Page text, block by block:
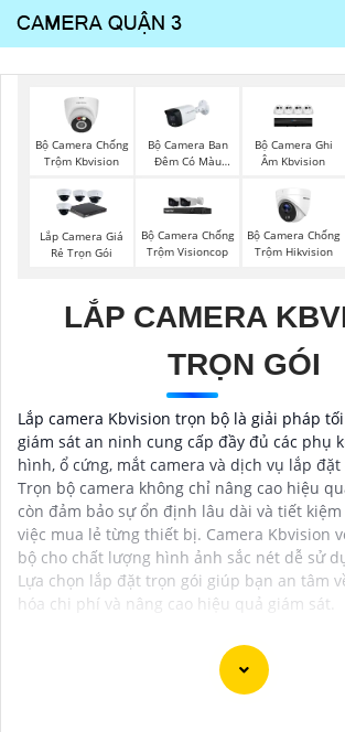
Bộ Camera Chống
Trộm Kbvision
Bộ Camera Ban
Đêm Có Màu
Bộ Camera Ghi
Âm Kbvision
Lắp Camera Giá
Rẻ Trọn Gói
Bộ Camera Chống
Trộm Visioncop
Bộ Camera Chống
Trộm Hikvision
LẮP CAMERA
TRỌN GÓI
Lắp camera Kbvision trọn bộ là giải pháp
giám sát an ninh cung cấp đầy đủ các phụ
hình, ổ cứng, mắt camera và dịch vụ lắp
Trọn bộ camera không chỉ nâng cao hiệu
còn đảm bảo sự ổn định lâu dài và tiết
việc mua lẻ từng thiết bị. Camera Kbvision
bộ cho chất lượng hình ảnh sắc nét dễ sử
Lựa chọn lắp đặt trọn gói giúp bạn an tâm
hóa chi phí và nâng cao hiệu quả giám sát.